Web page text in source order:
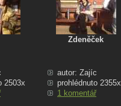
2503x
Zdeněček
autor: Zajíc
prohlédnuto 2355x
1 komentář